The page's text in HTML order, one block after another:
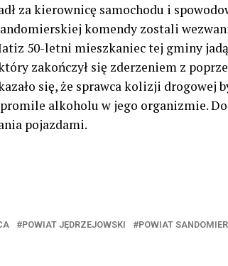
za kierownicę samochodu i
komendy zostali
50-letni mieszkaniec tej gminy
zakończył się zderzeniem z
się, że sprawca kolizji drogowej
alkoholu w jego organizmie.
pojazdami.
POWIAT JĘDRZEJOWSKI
POWIAT